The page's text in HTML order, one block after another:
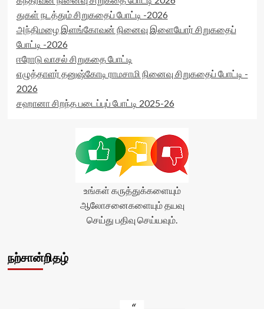
துகள் நடத்தும் சிறுகதைப் போட்டி -2026
அந்திமழை இளங்கோவன் நினைவு இளையோர் சிறுகதைப்
போட்டி -2026
ஈரோடு வாசல் சிறுகதை போட்டி
எழுத்தாளர் தனுஷ்கோடி ராமசாமி நினைவு சிறுகதைப் போட்டி -
2026
சஹானா சிறந்த படைப்புப் போட்டி 2025-26
உங்கள் கருத்துக்களையும்
ஆலோசனைகளையும் தயவு
செய்து பதிவு செய்யவும்.
நற்சான்றிதழ்